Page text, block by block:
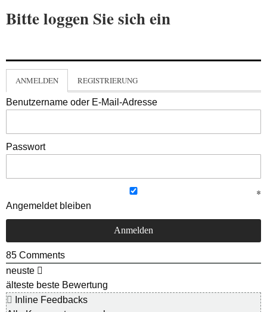
Bitte loggen Sie sich ein
ANMELDEN REGISTRIERUNG
Benutzername oder E-Mail-Adresse
Passwort
Angemeldet bleiben
85 Comments
neuste
älteste beste Bewertung
Inline Feedbacks